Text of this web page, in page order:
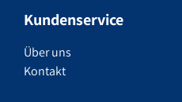
Kundenservice
Über uns
Kontakt